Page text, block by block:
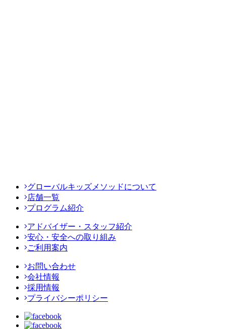
グローバルキッズメソッドについて
店舗一覧
プログラム紹介
アドバイザー・スタッフ紹介
安心・安全への取り組み
ご利用案内
お問い合わせ
会社情報
採用情報
プライバシーポリシー